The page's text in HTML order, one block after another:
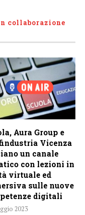
n collaborazione
Aura Group e
Vicenza
un canale
con lezioni in
virtuale ed
sulle nuove
digitali
2023